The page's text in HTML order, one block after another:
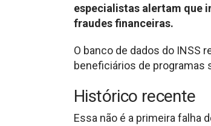
especialistas alertam que
fraudes financeiras.
O banco de dados do INSS
beneficiários de programas
Histórico recente
Essa não é a primeira falha